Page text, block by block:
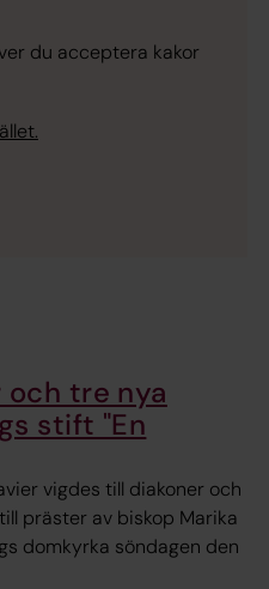
du acceptera kakor
och tre nya
stift "En
vigdes till diakoner och
präster av biskop Marika
domkyrka söndagen den